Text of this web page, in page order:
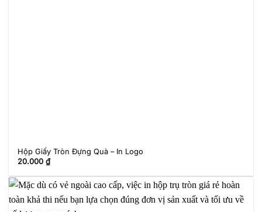
Hộp Giấy Tròn Đựng Quà – In Logo
20.000₫